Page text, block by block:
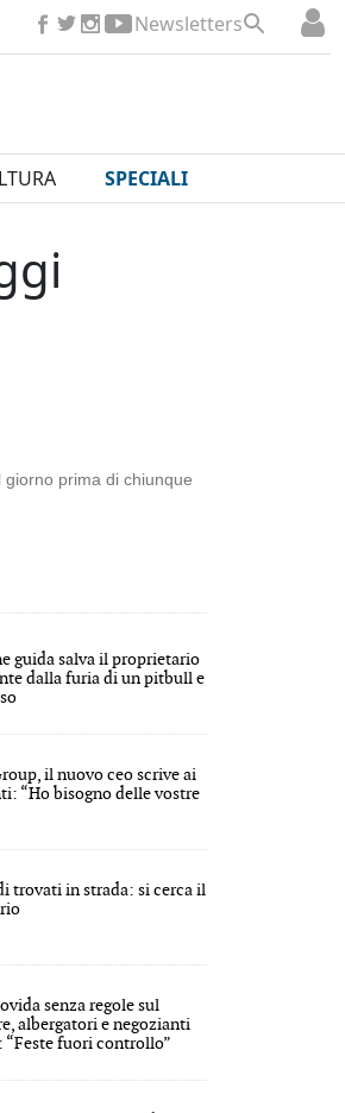
Newsletters
SPECIALI
prima di chiunque
guida salva il proprietario
dalla furia di un pitbull e
il nuovo ceo scrive ai
“Ho bisogno delle vostre
trovati in strada: si cerca il
senza regole sul
albergatori e negozianti
fuori controllo”